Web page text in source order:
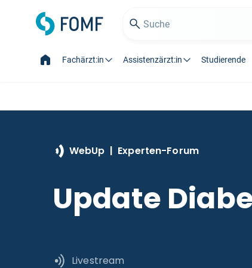
Fachärzt:in Assistenzärzt:in Studierende
WebUp | Experten-Forum
Update
Livestream